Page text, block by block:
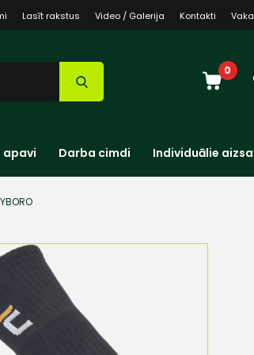
Lasīt rakstus Video / Galerija Kontakti
0
apavi Darba cimdi Individuālie